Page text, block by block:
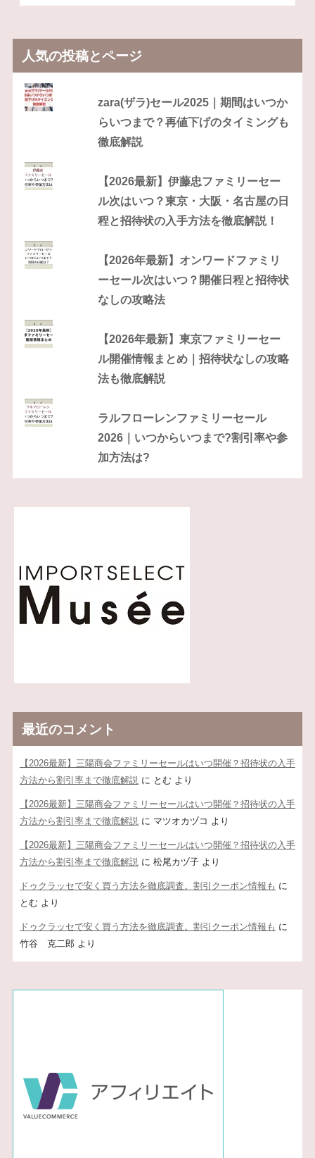
人気の投稿とページ
zara(ザラ)セール2025｜期間はいつか
らいつまで？再値下げのタイミングも
徹底解説
【2026最新】伊藤忠ファミリーセー
ル次はいつ？東京・大阪・名古屋の日
程と招待状の入手方法を徹底解説！
【2026年最新】オンワードファミリ
ーセール次はいつ？開催日程と招待状
なしの攻略法
【2026年最新】東京ファミリーセー
ル開催情報まとめ｜招待状なしの攻略
法も徹底解説
ラルフローレンファミリーセール
2026｜いつからいつまで?割引率や参
加方法は?
最近のコメント
【2026最新】三陽商会ファミリーセールはいつ開催？招待状の入手
方法から割引率まで徹底解説に とむ より
【2026最新】三陽商会ファミリーセールはいつ開催？招待状の入手
方法から割引率まで徹底解説に マツオカヅコ より
【2026最新】三陽商会ファミリーセールはいつ開催？招待状の入手
方法から割引率まで徹底解説に 松尾カヅ子より
ドゥクラッセで安く買う方法を徹底調査。割引クーポン情報も に
とむ より
ドゥクラッセで安く買う方法を徹底調査。割引クーポン情報も に
竹谷 克二郎 より